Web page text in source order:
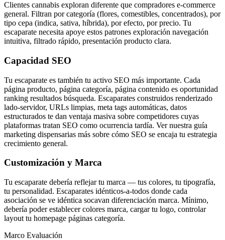
Clientes cannabis exploran diferente que compradores e-commerce
general. Filtran por categoría (flores, comestibles, concentrados), por
tipo cepa (indica, sativa, híbrida), por efecto, por precio. Tu
escaparate necesita apoye estos patrones exploración navegación
intuitiva, filtrado rápido, presentación producto clara.
Capacidad SEO
Tu escaparate es también tu activo SEO más importante. Cada
página producto, página categoría, página contenido es oportunidad
ranking resultados búsqueda. Escaparates construidos renderizado
lado-servidor, URLs limpias, meta tags automáticas, datos
estructurados te dan ventaja masiva sobre competidores cuyas
plataformas tratan SEO como ocurrencia tardía. Ver nuestra guía
marketing dispensarias más sobre cómo SEO se encaja tu estrategia
crecimiento general.
Customización y Marca
Tu escaparate debería reflejar tu marca — tus colores, tu tipografía,
tu personalidad. Escaparates idénticos-a-todos donde cada
asociación se ve idéntica socavan diferenciación marca. Mínimo,
debería poder establecer colores marca, cargar tu logo, controlar
layout tu homepage páginas categoría.
Marco Evaluación